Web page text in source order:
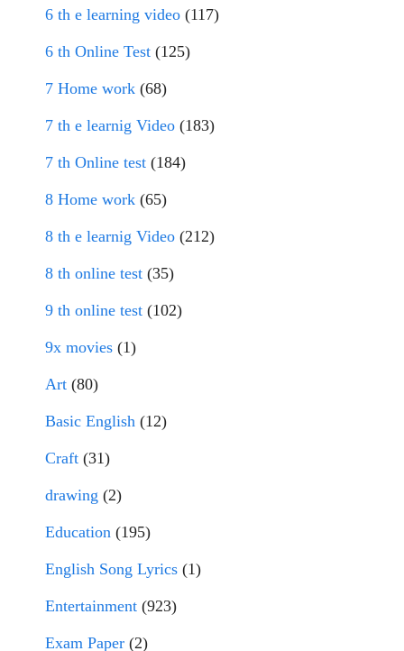
6 th e learning video (117)
6 th Online Test (125)
7 Home work (68)
7 th e learnig Video (183)
7 th Online test (184)
8 Home work (65)
8 th e learnig Video (212)
8 th online test (35)
9 th online test (102)
9x movies (1)
Art (80)
Basic English (12)
Craft (31)
drawing (2)
Education (195)
English Song Lyrics (1)
Entertainment (923)
Exam Paper (2)